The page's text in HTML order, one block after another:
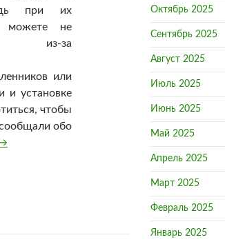
при их
можете не
из-за
или
и установке
чтобы
обо
охранной и пожарной сигнализации
Октябрь 2025
Сентябрь 2025
Август 2025
Июль 2025
Июнь 2025
Май 2025
Апрель 2025
Март 2025
Февраль 2025
Январь 2025